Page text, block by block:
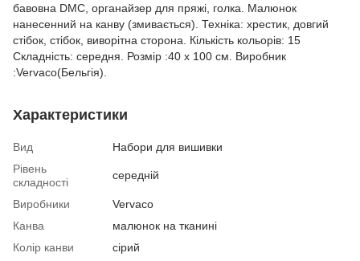
бавовна DMC, органайзер для пряжі, голка. Малюнок
нанесенний на канву (змивається). Техніка: хрестик, довгий
стібок, стібок, виворітна сторона. Кількість кольорів: 15
Складність: середня. Розмір :40 x 100 см. Виробник
:Vervaco(Бельгія).
Характеристики
Вид
Набори для вишивки
Рівень
складності
середній
Виробники
Vervaco
Канва
малюнок на тканині
Колір канви
сірий